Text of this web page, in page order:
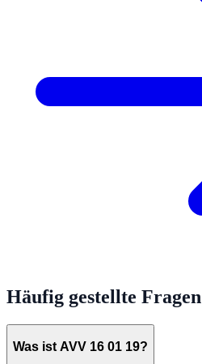
Häufig gestellte Fragen
Was ist AVV 16 01 19?